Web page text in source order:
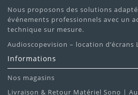
Nous proposons des solutions
événements professionnels avec un
technique sur mesure.
Audioscopevision – location d’écrans
Informations
Nos magasins
Livraison & Retour Matériel Sono |